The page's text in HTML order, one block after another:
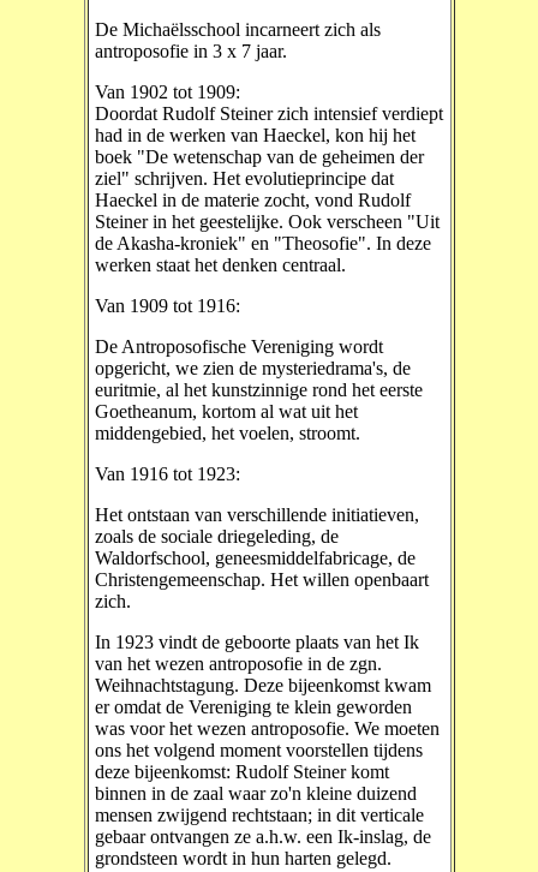
De Michaëlsschool incarneert zich als
antroposofie in 3 x 7 jaar.
Van 1902 tot 1909:
Doordat Rudolf Steiner zich intensief verdiept
had in de werken van Haeckel, kon hij het
boek "De wetenschap van de geheimen der
ziel" schrijven. Het evolutieprincipe dat
Haeckel in de materie zocht, vond Rudolf
Steiner in het geestelijke. Ook verscheen "Uit
de Akasha-kroniek" en "Theosofie". In deze
werken staat het denken centraal.
Van 1909 tot 1916:
De Antroposofische Vereniging wordt
opgericht, we zien de mysteriedrama's, de
euritmie, al het kunstzinnige rond het eerste
Goetheanum, kortom al wat uit het
middengebied, het voelen, stroomt.
Van 1916 tot 1923:
Het ontstaan van verschillende initiatieven,
zoals de sociale driegeleding, de
Waldorfschool, geneesmiddelfabricage, de
Christengemeenschap. Het willen openbaart
zich.
In 1923 vindt de geboorte plaats van het Ik
van het wezen antroposofie in de zgn.
Weihnachtstagung. Deze bijeenkomst kwam
er omdat de Vereniging te klein geworden
was voor het wezen antroposofie. We moeten
ons het volgend moment voorstellen tijdens
deze bijeenkomst: Rudolf Steiner komt
binnen in de zaal waar zo'n kleine duizend
mensen zwijgend rechtstaan; in dit verticale
gebaar ontvangen ze a.h.w. een Ik-inslag, de
grondsteen wordt in hun harten gelegd.